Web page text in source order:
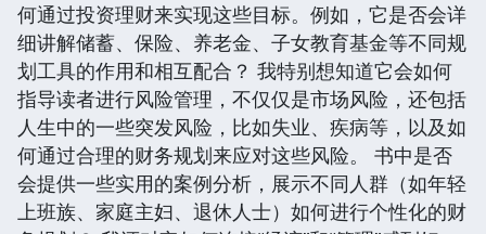
何通过投资理财来实现这些目标。例如，它是否会详
细讲解储蓄、保险、养老金、子女教育基金等不同规
划工具的作用和相互配合？ 我特别想知道它会如何
指导读者进行风险管理，不仅仅是市场风险，还包括
人生中的一些突发风险，比如失业、疾病等，以及如
何通过合理的财务规划来应对这些风险。 书中是否
会提供一些实用的案例分析，展示不同人群（如年轻
上班族、家庭主妇、退休人士）如何进行个性化的财